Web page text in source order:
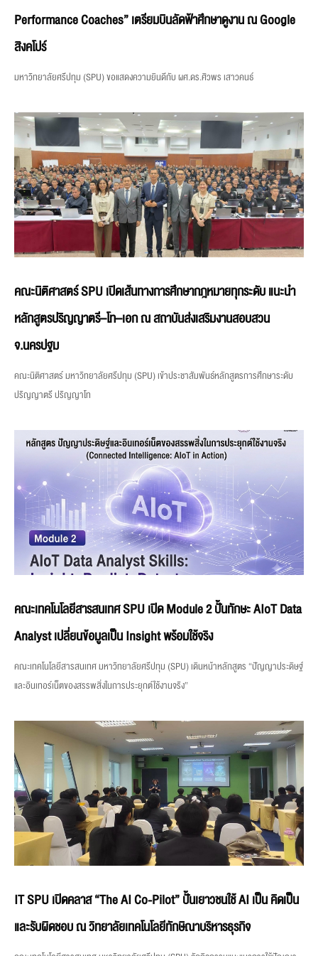
Performance Coaches” เตรียมบินลัดฟ้าศึกษาดูงาน ณ Google
สิงคโปร์
มหาวิทยาลัยศรีปทุม (SPU) ขอแสดงความยินดีกับ ผศ.ดร.ศิวพร เสาวคนธ์
คณะนิติศาสตร์ SPU เปิดเส้นทางการศึกษากฎหมายทุกระดับ แนะนำ
หลักสูตรปริญญาตรี–โท–เอก ณ สถาบันส่งเสริมงานสอบสวน
จ.นครปฐม
คณะนิติศาสตร์ มหาวิทยาลัยศรีปทุม (SPU) เข้าประชาสัมพันธ์หลักสูตรการศึกษาระดับ
ปริญญาตรี ปริญญาโท
คณะเทคโนโลยีสารสนเทศ SPU เปิด Module 2 ปั้นทักษะ AIoT Data
Analyst เปลี่ยนข้อมูลเป็น Insight พร้อมใช้จริง
คณะเทคโนโลยีสารสนเทศ มหาวิทยาลัยศรีปทุม (SPU) เดินหน้าหลักสูตร “ปัญญาประดิษฐ์
และอินเทอร์เน็ตของสรรพสิ่งในการประยุกต์ใช้งานจริง”
IT SPU เปิดคลาส “The AI Co-Pilot” ปั้นเยาวชนใช้ AI เป็น คิดเป็น
และรับผิดชอบ ณ วิทยาลัยเทคโนโลยีทักษิณาบริหารธุรกิจ